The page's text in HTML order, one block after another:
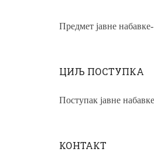
Горива и...
Предмет јавне
ЦИЉ ПОСТУПКА
Поступак јавне
КОНТАКТ